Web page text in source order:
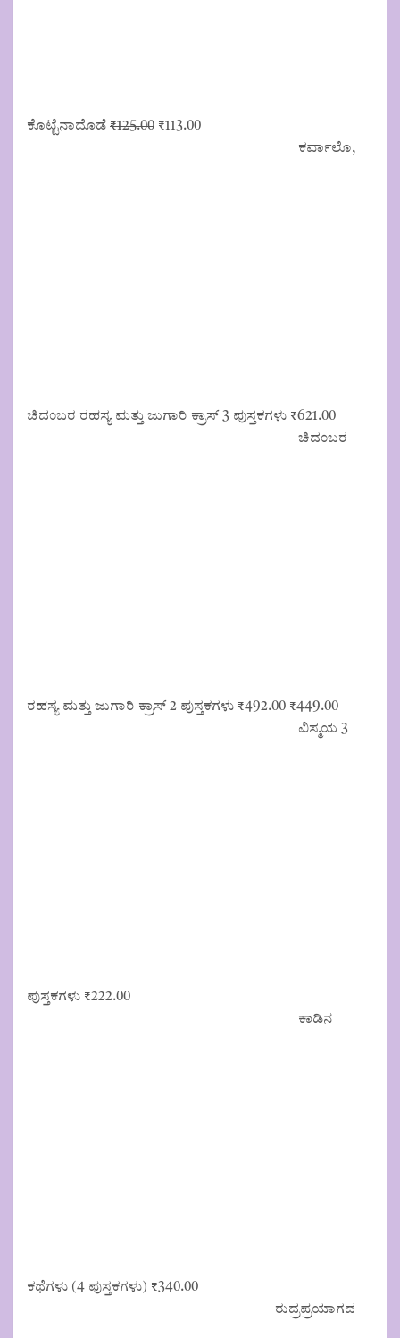
ಕೊಟ್ಟೆನಾದೊಡೆ ₹125.00 Original
₹113.00Current
ಕರ್ವಾಲೊ,
ಚಿದಂಬರ ರಹಸ್ಯ ಮತ್ತು ಜುಗಾರಿ ಕ್ರಾಸ್ 3 ಪುಸ್ತಕಗಳು ₹621.00
ಚಿದಂಬರ
ರಹಸ್ಯ ಮತ್ತು ಜುಗಾರಿ ಕ್ರಾಸ್ 2 ಪುಸ್ತಕಗಳು ₹492.00 Original
price
₹449.00Current
price
ವಿಸ್ಮಯ 3
ಪುಸ್ತಕಗಳು ₹222.00
ಕಾಡಿನ
ಕಥೆಗಳು (4 ಪುಸ್ತಕಗಳು) ₹340.00
ರುದ್ರಪ್ರಯಾಗದ